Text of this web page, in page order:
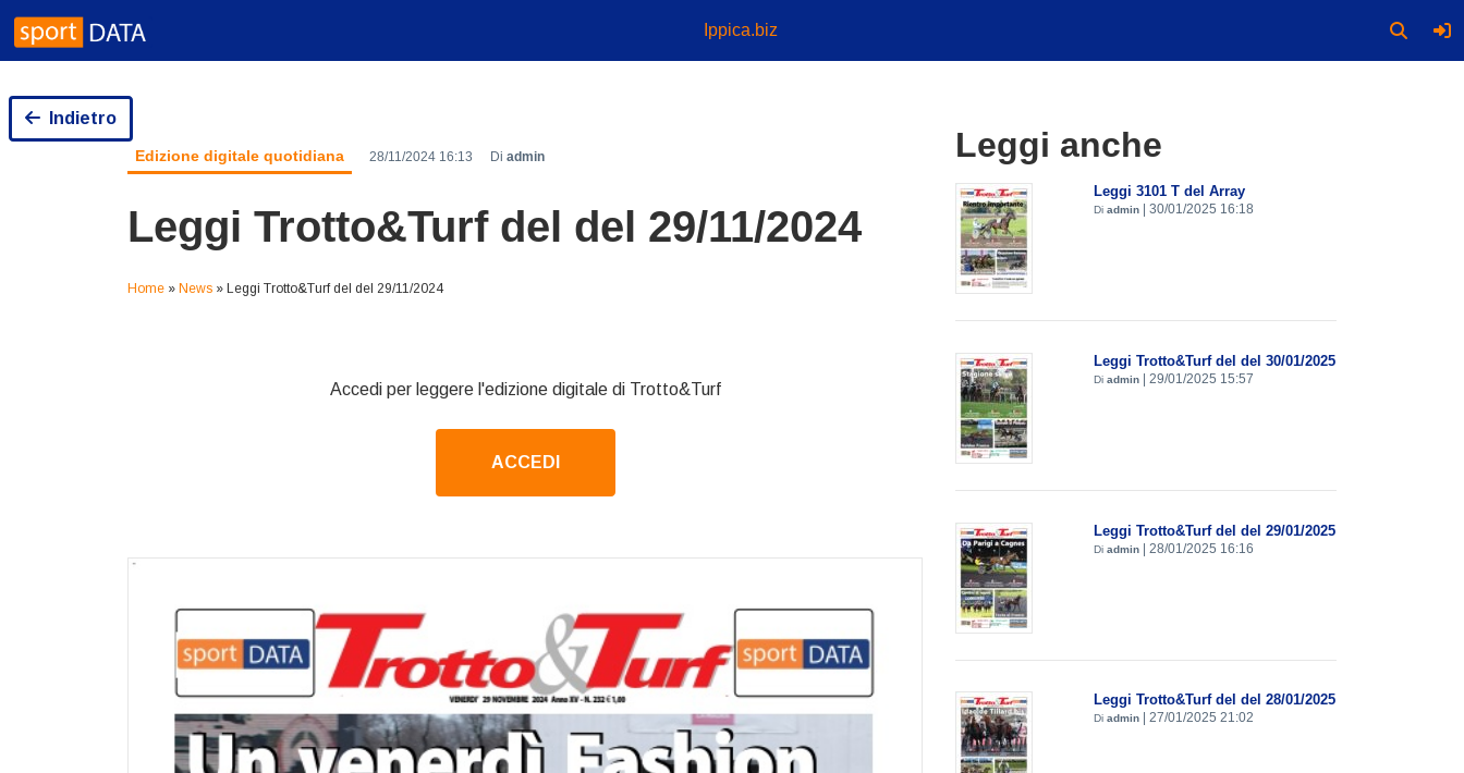
content
Ippica.biz
Indietro
Edizione digitale quotidiana 28/11/2024 16:13 Di admin
Leggi Trotto&Turf del del 29/11/2024
Home » News » Leggi Trotto&Turf del del 29/11/2024
Accedi per leggere l'edizione digitale di Trotto&Turf
ACCEDI
Leggi anche
Leggi 3101 T del Array
Di admin| 30/01/2025 16:18
Leggi Trotto&Turf del del 30/01/2025
Di admin| 29/01/2025 15:57
Leggi Trotto&Turf del del 29/01/2025
Di admin| 28/01/2025 16:16
Leggi Trotto&Turf del del 28/01/2025
Di admin| 27/01/2025 21:02